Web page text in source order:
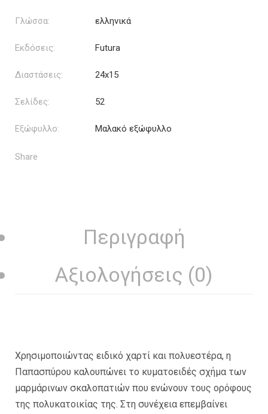
Γλώσσα: ελληνικά
Εκδόσεις: Futura
Διαστάσεις: 24x15
Σελίδες: 52
Εξώφυλλο: Μαλακό εξώφυλλο
Share
Περιγραφή
Αξιολογήσεις (0)
Χρησιμοποιώντας ειδικό χαρτί και πολυεστέρα, η
Παπασπύρου καλουπώνει το κυματοειδές σχήμα των
μαρμάρινων σκαλοπατιών που ενώνουν τους ορόφους
της πολυκατοικίας της. Στη συνέχεια επεμβαίνει